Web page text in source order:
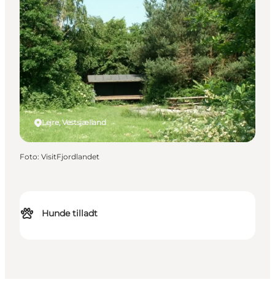
Hunde tilladt
Lejre, Vestsjælland
Foto: VisitFjordlandet